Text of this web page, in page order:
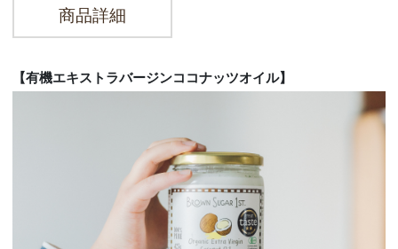
商品詳細
【有機エキストラバージンココナッツオイル】